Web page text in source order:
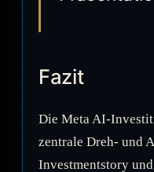
Fazit
Die Meta AI-
zentrale Dreh- und
Investmentstory